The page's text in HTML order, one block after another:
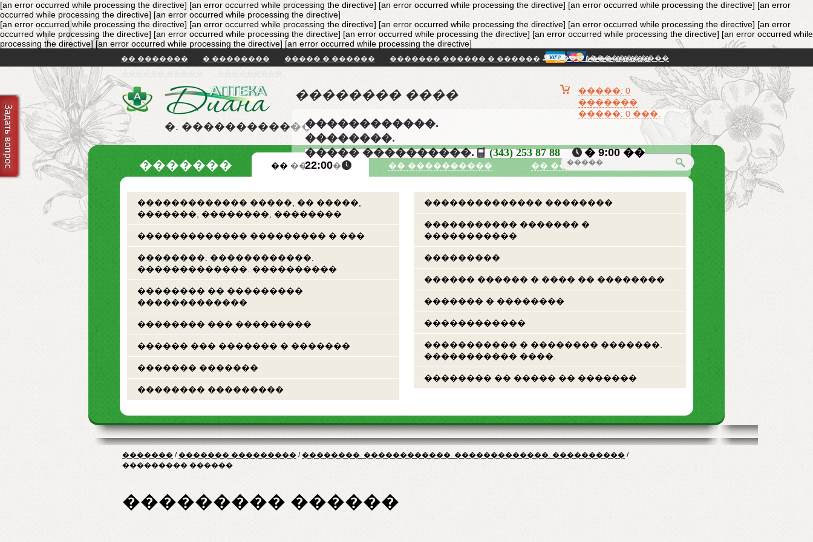
[an error occurred while processing the directive] [an error occurred while processing the directive] [an error occurred while processing the directive] [an error occurred while processing the directive] [an error
occurred while processing the directive] [an error occurred while processing the directive]
[an error occurred while processing the directive] [an error occurred while processing the directive] [an error occurred while processing the directive] [an error occurred while processing the directive] [an error
occurred while processing the directive] [an error occurred while processing the directive] [an error occurred while processing the directive] [an error occurred while processing the directive] [an error occurred while
processing the directive][an error occurred while processing the directive] [an error occurred while processing the directive]
�� ������� � �������� ����� � ������ ������� ������ � ������
�������� �����
���� / �����������
�������� ����
�. ������������
�����: 0
�������
�����: 0 ���.
������������.
��������.
����� ����������.
(343) 253 87 88
� 9:00 ��
22:00
������� �� ������� �� ���������� �� �������
������������� �����, �� �����,
�������, ��������, ��������
������������� ��������� � ���
��������. ������������.
�������������. ����������
�������� �� ���������
�������������
�������� ��� ���������
������ ��� ������� � �������
������� �������
�������� ���������
�������������� ��������
����������� ������� �
�����������
���������
������ ������ � ���� �� ��������
������� � ��������
������������
����������� � �������� �������.
����������� ����.
�������� �� ����� �� �������
������� /������� ��������� /��������. ������������. �������������. ���������� /
��������� ������
��������� ������